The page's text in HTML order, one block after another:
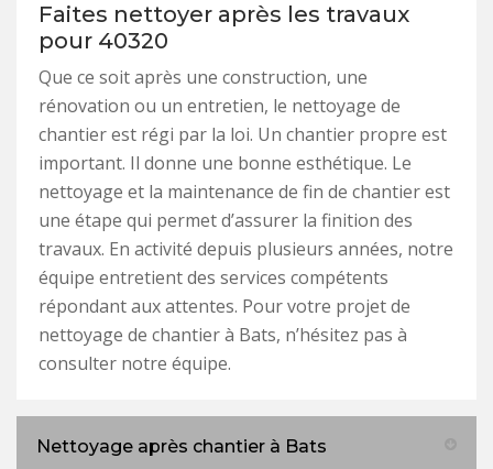
Faites nettoyer après les travaux
pour 40320
Que ce soit après une construction, une
rénovation ou un entretien, le nettoyage de
chantier est régi par la loi. Un chantier propre est
important. Il donne une bonne esthétique. Le
nettoyage et la maintenance de fin de chantier est
une étape qui permet d’assurer la finition des
travaux. En activité depuis plusieurs années, notre
équipe entretient des services compétents
répondant aux attentes. Pour votre projet de
nettoyage de chantier à Bats, n’hésitez pas à
consulter notre équipe.
Nettoyage après chantier à Bats